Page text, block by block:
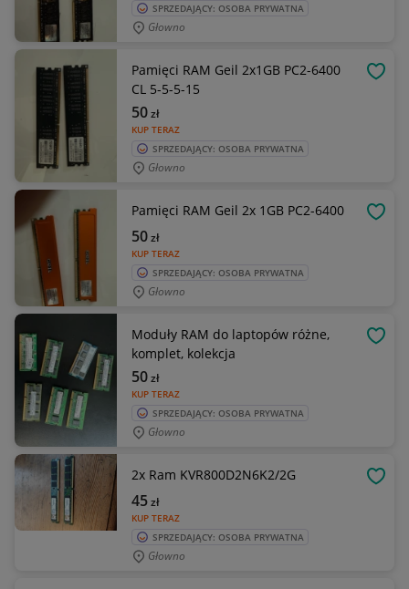
SPRZEDAJĄCY: OSOBA PRYWATNA
Głowno
Pamięci RAM Geil 2x1GB PC2-6400
CL 5-5-5-15
KUP TERAZ
50zł
SPRZEDAJĄCY: OSOBA PRYWATNA
Głowno
Pamięci RAM Geil 2x 1GB PC2-6400
KUP TERAZ
50zł
SPRZEDAJĄCY: OSOBA PRYWATNA
Głowno
Moduły RAM do laptopów różne,
komplet, kolekcja
KUP TERAZ
50zł
SPRZEDAJĄCY: OSOBA PRYWATNA
Głowno
2x Ram KVR800D2N6K2/2G
KUP TERAZ
45zł
SPRZEDAJĄCY: OSOBA PRYWATNA
Głowno